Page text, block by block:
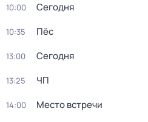
10:00 Сегодня
10:35 Пёс
13:00 Сегодня
13:25 ЧП
14:00 Место встречи